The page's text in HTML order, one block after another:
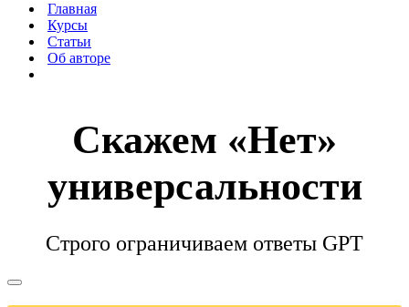
Главная
Курсы
Статьи
Об авторе
Скажем «Нет»
универсальности
Строго ограничиваем ответы GPT